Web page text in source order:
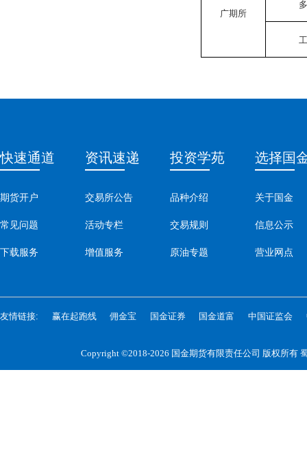
广期所
快速通道
期货开户
常见问题
下载服务
资讯速递
交易所公告
活动专栏
增值服务
投资学苑
品种介绍
交易规则
原油专题
选择国
关于国金
信息公示
营业网点
友情链接: 赢在起跑线 佣金宝 国金证券 国金道富 中国证监会
Copyright ©2018-2026 国金期货有限责任公司 版权所有